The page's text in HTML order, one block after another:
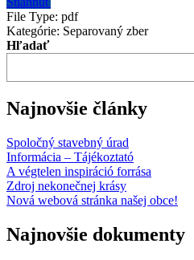
File Type: pdf
Kategórie: Separovaný zber
Hľadať
Najnovšie články
Spoločný stavebný úrad
Informácia – Tájékoztató
A végtelen inspiráció forrása
Zdroj nekonečnej krásy
Nová webová stránka našej obce!
Najnovšie dokumenty